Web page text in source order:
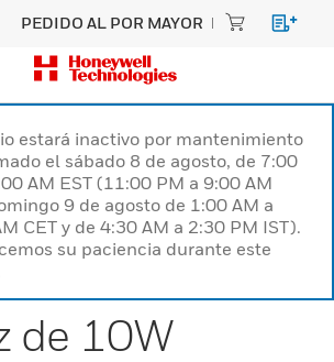
PEDIDO AL POR MAYOR
estará inactivo por mantenimiento
el sábado 8 de agosto, de 7:00
AM EST (11:00 PM a 9:00 AM
9 de agosto de 1:00 AM a
CET y de 4:30 AM a 2:30 PM IST).
su paciencia durante este
de 10W